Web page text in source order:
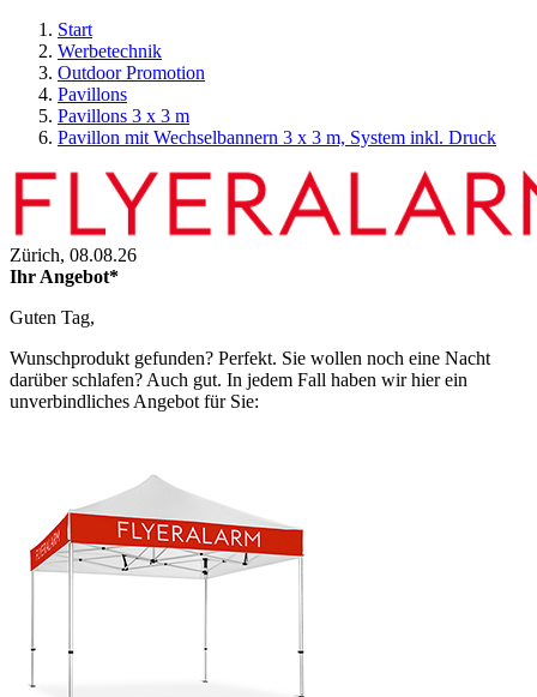
Start
Werbetechnik
Outdoor Promotion
Pavillons
Pavillons 3 x 3 m
Pavillon mit Wechselbannern 3 x 3 m, System inkl. Druck
Zürich, 08.08.26
Ihr Angebot*
Guten Tag,
Wunschprodukt gefunden? Perfekt. Sie wollen noch eine Nacht
darüber schlafen? Auch gut. In jedem Fall haben wir hier ein
unverbindliches Angebot für Sie: